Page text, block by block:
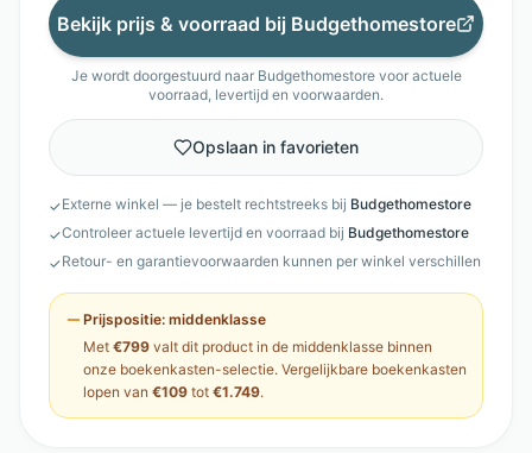
Bekijk prijs & voorraad bij Budgethomestore
Je wordt doorgestuurd naar Budgethomestorevoor actuele
voorraad, levertijd en voorwaarden.
Opslaan in favorieten
✓Externe winkel — je bestelt rechtstreeks bij Budgethomestore
✓Controleer actuele levertijd en voorraad bij Budgethomestore
✓Retour- en garantievoorwaarden kunnen per winkel verschillen
Prijspositie: middenklasse
Met €799 valt dit product in de middenklasse binnen
onze boekenkasten-selectie. Vergelijkbare boekenkasten
lopen van €109 tot €1.749.